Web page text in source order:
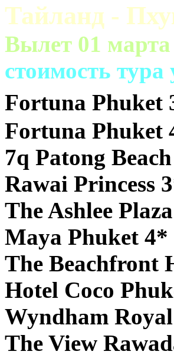
Тайланд -
Вылет 01 марта
cтоимость
Fortuna Phuket
Fortuna Phuket
7q Patong
Rawai Princess
The Ashlee
Maya Phuket 4*
The Beachfront
Hotel Coco
Wyndham
The View